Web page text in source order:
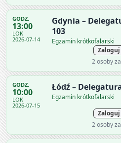
GODZ.
13:00
LOK
2026-07-14
Gdynia –
103
Egzamin krótkofalarski
Zaloguj
2 osoby
GODZ.
10:00
LOK
2026-07-15
Łódź –
Egzamin krótkofalarski
Zaloguj
2 osoby